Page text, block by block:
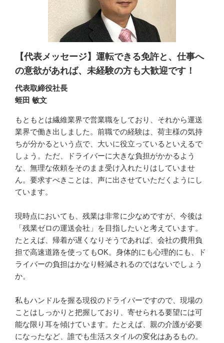
【代表メッセージ】運転できる免許と、仕事へ
の意欲があれば、未経験の方も大歓迎です！
代表取締役社長
蛭田 敏文
もともとは繊維業界で営業職をしており、それから運送
業界で働き出しました。前職での経験は、荷主様の気持
ちが分かるという点で、大いに役立っているといえるで
しょう。ただ、ドライバーに大きな負担がかかるよう
な、無理な依頼をそのまま受け入れたりはしていませ
ん。要求すべきことは、声に出させていただくようにし
ています。
現時点においても、残業は非常に少なめですが、今後は
「残業ゼロの運送会社」を目指したいと考えています。
たとえば、帰着が遅くなりそうであれば、会社の費用負
担で高速道路を使ってもOK。身体的にも心理的にも、ド
ライバーの負担はかなり軽減されるのではないでしょう
か。
私もハンドルを握る現役のドライバーですので、現場の
ことはしっかりと把握しており、寄せられる要望には可
能な限り耳を傾けています。たとえば、親の介護が必要
になったなど、誰でも生活スタイルの変化はあるもの。